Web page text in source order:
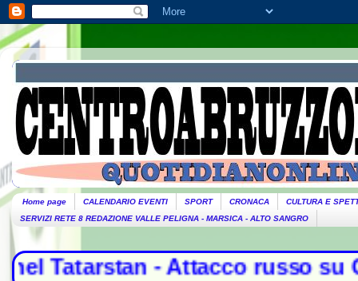
Home page CALENDARIO EVENTI SPORT CRONACA
CULTURA E
SERVIZI RETE 8 REDAZIONE VALLE PELIGNA - MARSICA - ALTO SANGRO
su Odessa e Kharkiv. Il